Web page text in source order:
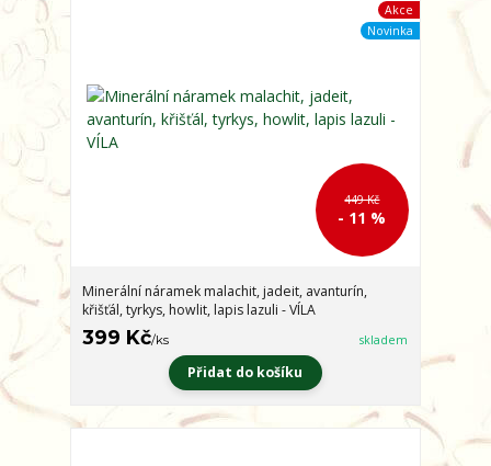
Akce
Novinka
449 Kč
- 11 %
Minerální náramek malachit, jadeit, avanturín,
křišťál, tyrkys, howlit, lapis lazuli - VÍLA
399 Kč/ks skladem
Přidat do košíku